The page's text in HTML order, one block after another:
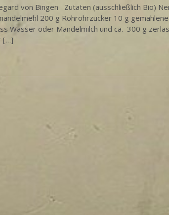
von Bingen Zutaten (ausschließlich Bio)
200 g Rohrohrzucker 10 g
Wasser oder Mandelmilch und ca. 300 g
[…]